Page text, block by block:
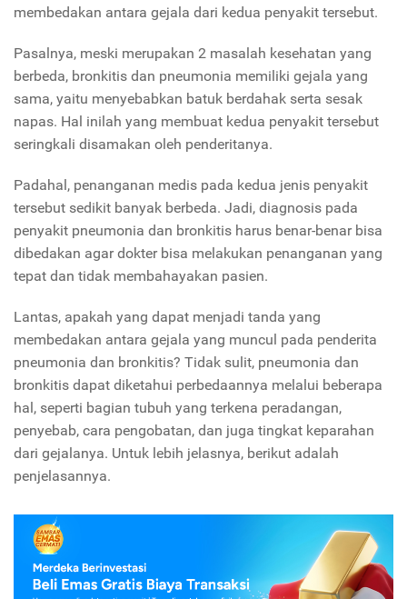
membedakan antara gejala dari kedua penyakit tersebut.
Pasalnya, meski merupakan 2 masalah kesehatan yang
berbeda, bronkitis dan pneumonia memiliki gejala yang
sama, yaitu menyebabkan batuk berdahak serta sesak
napas. Hal inilah yang membuat kedua penyakit tersebut
seringkali disamakan oleh penderitanya.
Padahal, penanganan medis pada kedua jenis penyakit
tersebut sedikit banyak berbeda. Jadi, diagnosis pada
penyakit pneumonia dan bronkitis harus benar-benar bisa
dibedakan agar dokter bisa melakukan penanganan yang
tepat dan tidak membahayakan pasien.
Lantas, apakah yang dapat menjadi tanda yang
membedakan antara gejala yang muncul pada penderita
pneumonia dan bronkitis? Tidak sulit, pneumonia dan
bronkitis dapat diketahui perbedaannya melalui beberapa
hal, seperti bagian tubuh yang terkena peradangan,
penyebab, cara pengobatan, dan juga tingkat keparahan
dari gejalanya. Untuk lebih jelasnya, berikut adalah
penjelasannya.